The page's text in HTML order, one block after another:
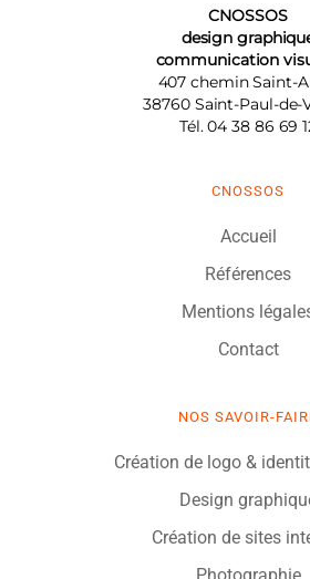
CNOSSOS
design
communication
407 chemin Saint-
38760 Saint-Paul-de-
Tél.04 38 86 69
CNOSSOS
Accueil
Références
Mentions
Contact
NOS SAVOIR-
Création de logo &
Design
Création de sites
Photographie